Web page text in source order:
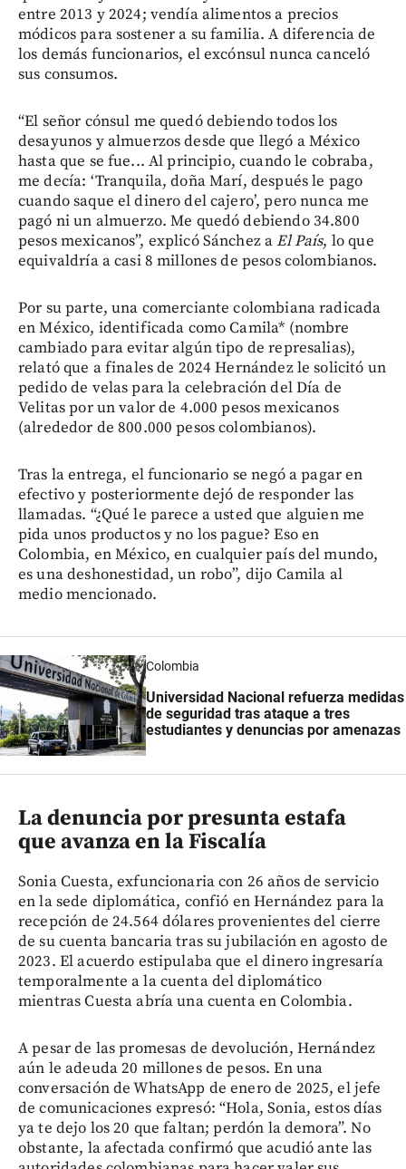
entre 2013 y 2024; vendía alimentos a precios
módicos para sostener a su familia. A diferencia de
los demás funcionarios, el excónsul nunca canceló
sus consumos.
“El señor cónsul me quedó debiendo todos los
desayunos y almuerzos desde que llegó a México
hasta que se fue... Al principio, cuando le cobraba,
me decía: ‘Tranquila, doña Marí, después le pago
cuando saque el dinero del cajero’, pero nunca me
pagó ni un almuerzo. Me quedó debiendo 34.800
pesos mexicanos”, explicó Sánchez aEl País, lo que
equivaldría a casi 8 millones de pesos colombianos.
Por su parte, una comerciante colombiana radicada
en México, identificada como Camila* (nombre
cambiado para evitar algún tipo de represalias),
relató que a finales de 2024 Hernández le solicitó un
pedido de velas para la celebración del Día de
Velitas por un valor de 4.000 pesos mexicanos
(alrededor de 800.000 pesos colombianos).
Tras la entrega, el funcionario se negó a pagar en
efectivo y posteriormente dejó de responder las
llamadas. “¿Qué le parece a usted que alguien me
pida unos productos y no los pague? Eso en
Colombia, en México, en cualquier país del mundo,
es una deshonestidad, un robo”, dijo Camila al
medio mencionado.
Colombia
Universidad Nacional refuerza medidas
de seguridad tras ataque a tres
estudiantes y denuncias por amenazas
La denuncia por presunta estafa
que avanza en la Fiscalía
Sonia Cuesta, exfuncionaria con 26 años de servicio
en la sede diplomática, confió en Hernández para la
recepción de 24.564 dólares provenientes del cierre
de su cuenta bancaria tras su jubilación en agosto de
2023. El acuerdo estipulaba que el dinero ingresaría
temporalmente a la cuenta del diplomático
mientras Cuesta abría una cuenta en Colombia.
A pesar de las promesas de devolución, Hernández
aún le adeuda 20 millones de pesos. En una
conversación de WhatsApp de enero de 2025, el jefe
de comunicaciones expresó: “Hola, Sonia, estos días
ya te dejo los 20 que faltan; perdón la demora”. No
obstante, la afectada confirmó que acudió ante las